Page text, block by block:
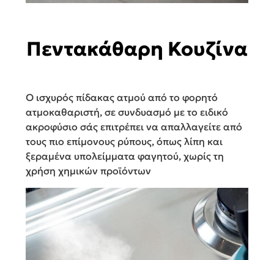
Πεντακάθαρη Κουζίνα
Ο ισχυρός πίδακας ατμού από το φορητό
ατμοκαθαριστή, σε συνδυασμό με το ειδικό
ακροφύσιο σάς επιτρέπει να απαλλαγείτε από
τους πιο επίμονους ρύπους, όπως λίπη και
ξεραμένα υπολείμματα φαγητού, χωρίς τη
χρήση χημικών προϊόντων